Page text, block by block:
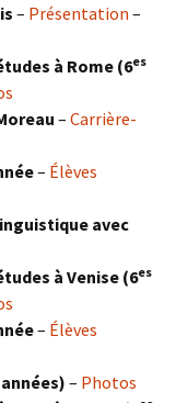
– Présentation –
à Rome (6es
– Carrière-
– Élèves
avec
à Venise (6es
– Élèves
années) – Photos